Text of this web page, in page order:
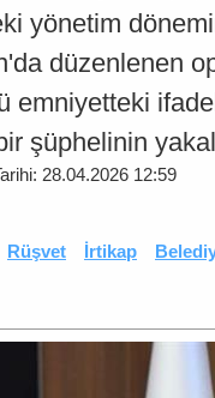
yönetim
düzenlenen
emniyetteki
şüphelinin
28.04.2026 12:59
Rüşvet İrtikap